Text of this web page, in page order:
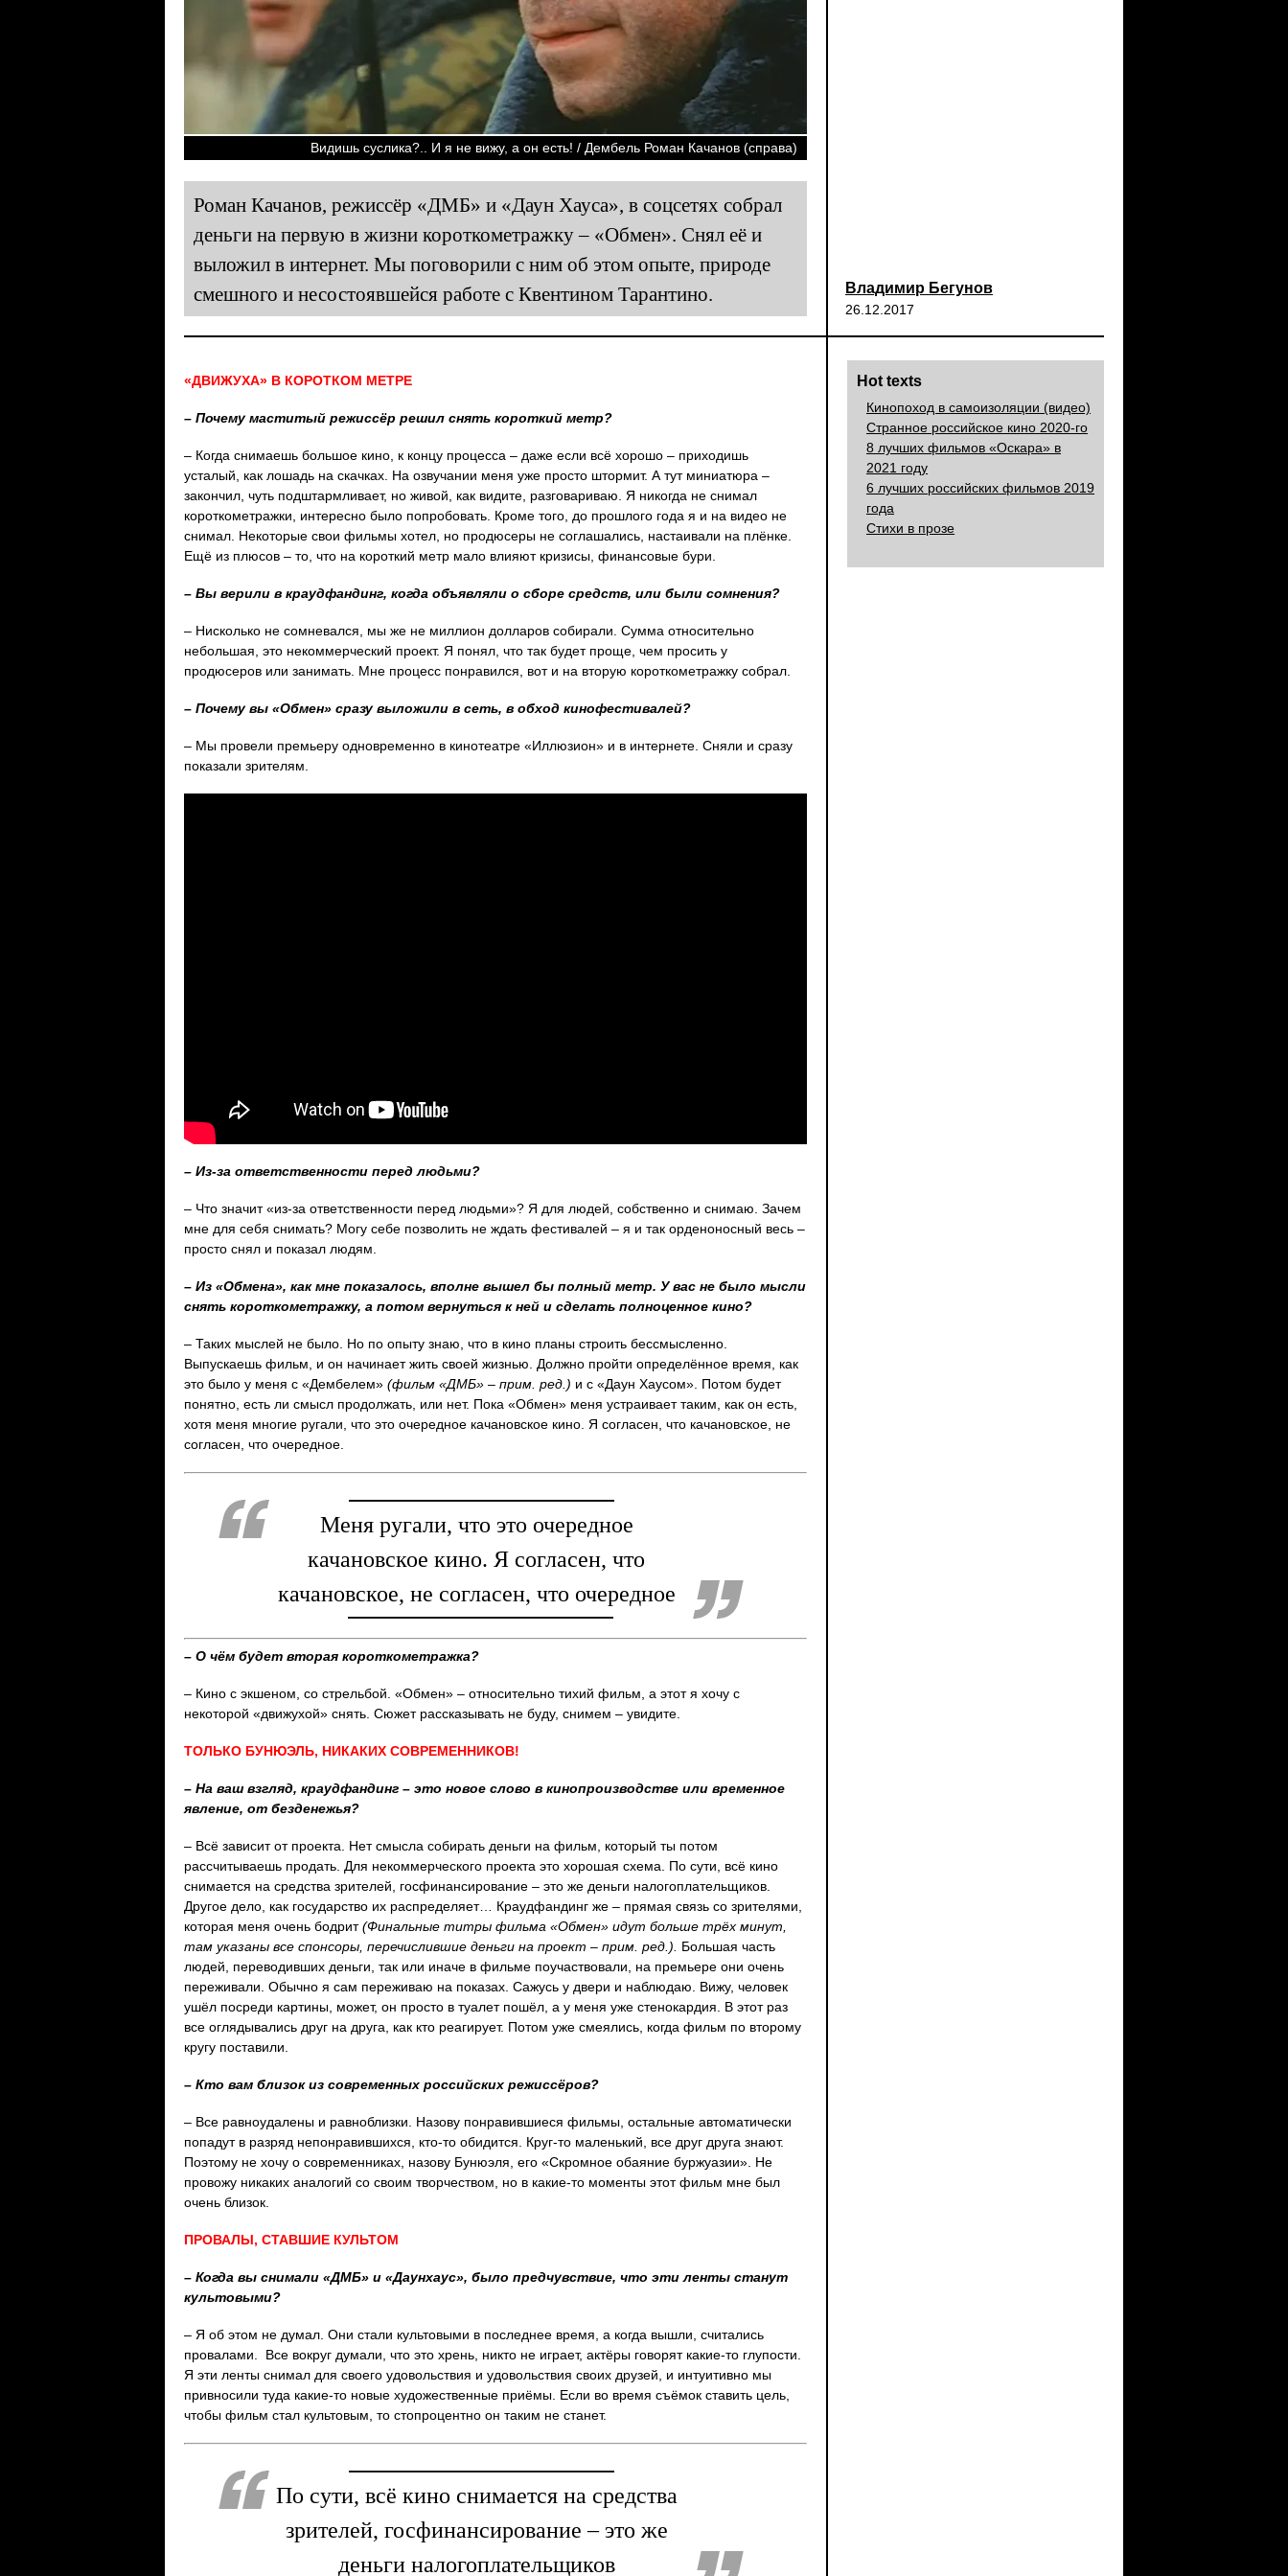
Владимир Бегунов
26.12.2017
Видишь суслика?.. И я не вижу, а он есть! / Дембель Роман Качанов (справа)
Роман Качанов, режиссёр «ДМБ» и «Даун Хауса», в соцсетях собрал
деньги на первую в жизни короткометражку – «Обмен». Снял её и
выложил в интернет. Мы поговорили с ним об этом опыте, природе
смешного и несостоявшейся работе с Квентином Тарантино.
«ДВИЖУХА» В КОРОТКОМ МЕТРЕ
– Почему маститый режиссёр решил снять короткий метр?
– Когда снимаешь большое кино, к концу процесса – даже если всё хорошо – приходишь
усталый, как лошадь на скачках. На озвучании меня уже просто штормит. А тут миниатюра –
закончил, чуть подштармливает, но живой, как видите, разговариваю. Я никогда не снимал
короткометражки, интересно было попробовать. Кроме того, до прошлого года я и на видео не
снимал. Некоторые свои фильмы хотел, но продюсеры не соглашались, настаивали на плёнке.
Ещё из плюсов – то, что на короткий метр мало влияют кризисы, финансовые бури.
– Вы верили в краудфандинг, когда объявляли о сборе средств, или были сомнения?
– Нисколько не сомневался, мы же не миллион долларов собирали. Сумма относительно
небольшая, это некоммерческий проект. Я понял, что так будет проще, чем просить у
продюсеров или занимать. Мне процесс понравился, вот и на вторую короткометражку собрал.
– Почему вы «Обмен» сразу выложили в сеть, в обход кинофестивалей?
– Мы провели премьеру одновременно в кинотеатре «Иллюзион» и в интернете. Сняли и сразу
показали зрителям.
– Из-за ответственности перед людьми?
– Что значит «из-за ответственности перед людьми»? Я для людей, собственно и снимаю. Зачем
мне для себя снимать? Могу себе позволить не ждать фестивалей – я и так орденоносный весь –
просто снял и показал людям.
– Из «Обмена», как мне показалось, вполне вышел бы полный метр. У вас не было мысли
снять короткометражку, а потом вернуться к ней и сделать полноценное кино?
– Таких мыслей не было. Но по опыту знаю, что в кино планы строить бессмысленно.
Выпускаешь фильм, и он начинает жить своей жизнью. Должно пройти определённое время, как
это было у меня с «Дембелем» (фильм «ДМБ» – прим. ред.) и с «Даун Хаусом». Потом будет
понятно, есть ли смысл продолжать, или нет. Пока «Обмен» меня устраивает таким, как он есть,
хотя меня многие ругали, что это очередное качановское кино. Я согласен, что качановское, не
согласен, что очередное.
Меня ругали, что это очередное
качановское кино. Я согласен, что
качановское, не согласен, что очередное
– О чём будет вторая короткометражка?
– Кино с экшеном, со стрельбой. «Обмен» – относительно тихий фильм, а этот я хочу с
некоторой «движухой» снять. Сюжет рассказывать не буду, снимем – увидите.
ТОЛЬКО БУНЮЭЛЬ, НИКАКИХ СОВРЕМЕННИКОВ!
– На ваш взгляд, краудфандинг – это новое слово в кинопроизводстве или временное
явление, от безденежья?
– Всё зависит от проекта. Нет смысла собирать деньги на фильм, который ты потом
рассчитываешь продать. Для некоммерческого проекта это хорошая схема. По сути, всё кино
снимается на средства зрителей, госфинансирование – это же деньги налогоплательщиков.
Другое дело, как государство их распределяет… Краудфандинг же – прямая связь со зрителями,
которая меня очень бодрит(Финальные титры фильма «Обмен» идут больше трёх минут,
там указаны все спонсоры, перечислившие деньги на проект – прим. ред.).
Большая часть
людей, переводивших деньги, так или иначе в фильме поучаствовали, на премьере они очень
переживали. Обычно я сам переживаю на показах. Сажусь у двери и наблюдаю. Вижу, человек
ушёл посреди картины, может, он просто в туалет пошёл, а у меня уже стенокардия. В этот раз
все оглядывались друг на друга, как кто реагирует. Потом уже смеялись, когда фильм по второму
кругу поставили.
– Кто вам близок из современных российских режиссёров?
– Все равноудалены и равноблизки. Назову понравившиеся фильмы, остальные автоматически
попадут в разряд непонравившихся, кто-то обидится. Круг-то маленький, все друг друга знают.
Поэтому не хочу о современниках, назову Бунюэля, его «Скромное обаяние буржуазии». Не
провожу никаких аналогий со своим творчеством, но в какие-то моменты этот фильм мне был
очень близок.
ПРОВАЛЫ, СТАВШИЕ КУЛЬТОМ
– Когда вы снимали «ДМБ» и «Даунхаус», было предчувствие, что эти ленты станут
культовыми?
– Я об этом не думал. Они стали культовыми в последнее время, а когда вышли, считались
провалами. Все вокруг думали, что это хрень, никто не играет, актёры говорят какие-то глупости.
Я эти ленты снимал для своего удовольствия и удовольствия своих друзей, и интуитивно мы
привносили туда какие-то новые художественные приёмы. Если во время съёмок ставить цель,
чтобы фильм стал культовым, то стопроцентно он таким не станет.
По сути, всё кино снимается на средства
зрителей, госфинансирование – это же
деньги налогоплательщиков
Hot texts
Кинопоход в самоизоляции (видео)
Странное российское кино 2020-го
8 лучших фильмов «Оскара» в
2021 году
6 лучших российских фильмов 2019
года
Стихи в прозе